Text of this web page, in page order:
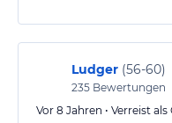
Ludger (56-60)
235 Bewertungen
Vor 8 Jahren • Verreist